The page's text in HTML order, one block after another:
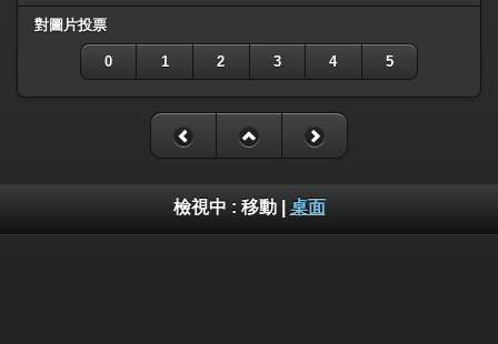
對圖片投票
0 1 2 3 4 5
檢視中 : 移動| 桌面